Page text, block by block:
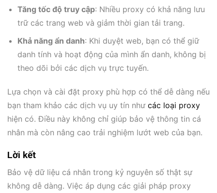
Tăng tốc độ truy cập: Nhiều proxy có khả năng lưu
trữ các trang web và giảm thời gian tải trang.
Khả năng ẩn danh: Khi duyệt web, bạn có thể giữ
danh tính và hoạt động của mình ẩn danh, không bị
theo dõi bởi các dịch vụ trực tuyến.
Lựa chọn và cài đặt proxy phù hợp có thể dễ dàng nếu
bạn tham khảo các dịch vụ uy tín như các loại proxy
hiện có. Điều này không chỉ giúp bảo vệ thông tin cá
nhân mà còn nâng cao trải nghiệm lướt web của bạn.
Lời kết
Bảo vệ dữ liệu cá nhân trong kỷ nguyên số thật sự
không dễ dàng. Việc áp dụng các giải pháp proxy